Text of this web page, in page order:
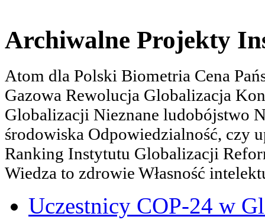
Archiwalne Projekty
Atom dla Polski Biometria Cena
Gazowa Rewolucja Globalizacja
Globalizacji Nieznane ludobójstwo
środowiska Odpowiedzialność, czy
Ranking Instytutu Globalizacji
Wiedza to zdrowie Własność
Uczestnicy COP-24 w